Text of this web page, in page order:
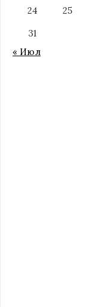
24
25
31
« Июл